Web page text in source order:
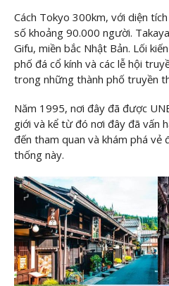
Cách Tokyo 300km, với diện
số khoảng 90.000 người.
Gifu, miền bắc Nhật Bản. Lối
phố đá cổ kính và các lễ hội
trong những thành phố truyền
Năm 1995, nơi đây đã được
giới và kể từ đó nơi đây đã vấn
đến tham quan và khám phá vẻ
thống này.